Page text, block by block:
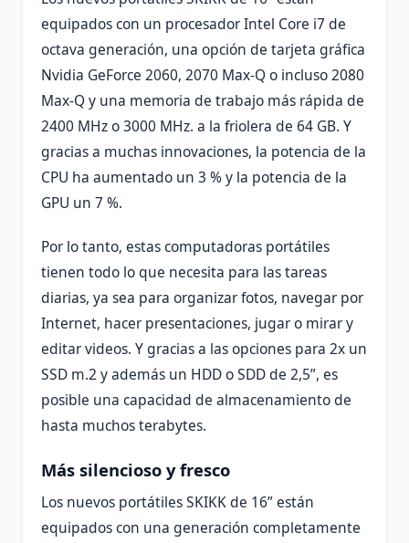
equipados con un procesador Intel Core i7 de
octava generación, una opción de tarjeta gráfica
Nvidia GeForce 2060, 2070 Max-Q o incluso 2080
Max-Q y una memoria de trabajo más rápida de
2400 MHz o 3000 MHz. a la friolera de 64 GB. Y
gracias a muchas innovaciones, la potencia de la
CPU ha aumentado un 3 % y la potencia de la
GPU un 7 %.
Por lo tanto, estas computadoras portátiles
tienen todo lo que necesita para las tareas
diarias, ya sea para organizar fotos, navegar por
Internet, hacer presentaciones, jugar o mirar y
editar videos. Y gracias a las opciones para 2x un
SSD m.2 y además un HDD o SDD de 2,5”, es
posible una capacidad de almacenamiento de
hasta muchos terabytes.
Más silencioso y fresco
Los nuevos portátiles SKIKK de 16” están
equipados con una generación completamente